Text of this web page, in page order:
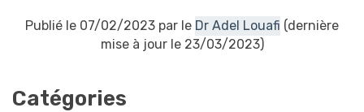
Publié le 07/02/2023 par le Dr Adel Louafi (dernière
mise à jour le 23/03/2023)
Catégories